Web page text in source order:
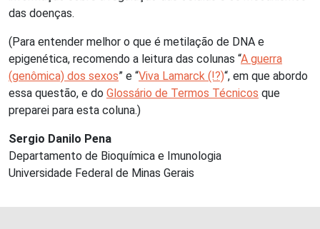
das doenças.
(Para entender melhor o que é metilação de DNA e
epigenética, recomendo a leitura das colunas “A guerra
(genômica) dos sexos” e “Viva Lamarck (!?)“, em que abordo
essa questão, e do Glossário de Termos Técnicos que
preparei para esta coluna.)
Sergio Danilo Pena
Departamento de Bioquímica e Imunologia
Universidade Federal de Minas Gerais